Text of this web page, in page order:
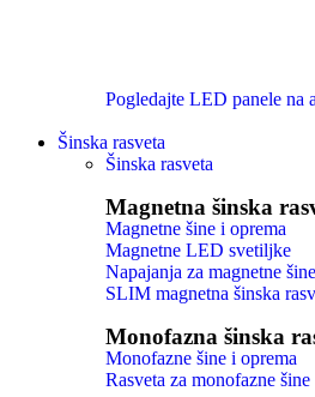
Pogledajte LED panele na
Šinska rasveta
Šinska rasveta
Magnetna šinska
Magnetne šine i oprema
Magnetne LED svetiljke
Napajanja za magnetne šine
SLIM magnetna šinska
Monofazna šinska
Monofazne šine i oprema
Rasveta za monofazne šine